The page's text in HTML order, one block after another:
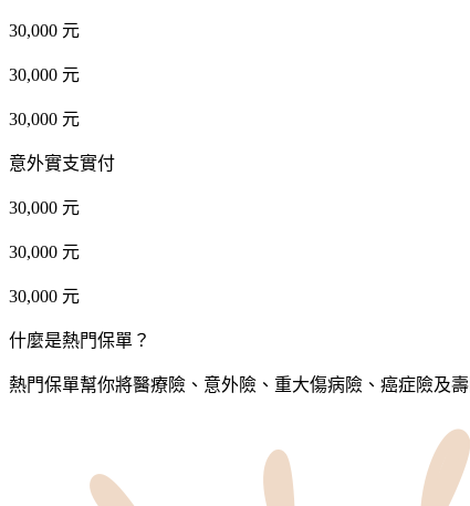
30,000 元
30,000 元
30,000 元
意外實支實付
30,000 元
30,000 元
30,000 元
什麼是熱門保單？
熱門保單幫你將醫療險、意外險、重大傷病險、癌症險及